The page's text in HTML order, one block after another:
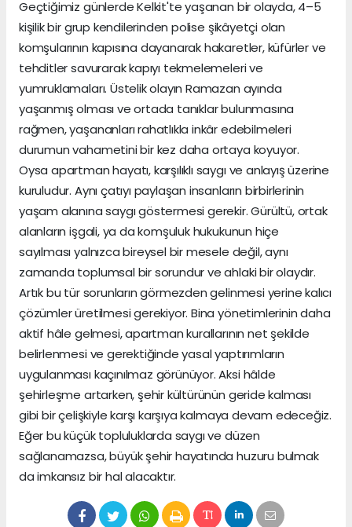
Geçtiğimiz günlerde Kelkit'te yaşanan bir olayda, 4–5
kişilik bir grup kendilerinden polise şikâyetçi olan
komşularının kapısına dayanarak hakaretler, küfürler ve
tehditler savurarak kapıyı tekmelemeleri ve
yumruklamaları. Üstelik olayın Ramazan ayında
yaşanmış olması ve ortada tanıklar bulunmasına
rağmen, yaşananları rahatlıkla inkâr edebilmeleri
durumun vahametini bir kez daha ortaya koyuyor.
Oysa apartman hayatı, karşılıklı saygı ve anlayış üzerine
kuruludur. Aynı çatıyı paylaşan insanların birbirlerinin
yaşam alanına saygı göstermesi gerekir. Gürültü, ortak
alanların işgali, ya da komşuluk hukukunun hiçe
sayılması yalnızca bireysel bir mesele değil, aynı
zamanda toplumsal bir sorundur ve ahlaki bir olaydır.
Artık bu tür sorunların görmezden gelinmesi yerine kalıcı
çözümler üretilmesi gerekiyor. Bina yönetimlerinin daha
aktif hâle gelmesi, apartman kurallarının net şekilde
belirlenmesi ve gerektiğinde yasal yaptırımların
uygulanması kaçınılmaz görünüyor. Aksi hâlde
şehirleşme artarken, şehir kültürünün geride kalması
gibi bir çelişkiyle karşı karşıya kalmaya devam edeceğiz.
Eğer bu küçük topluluklarda saygı ve düzen
sağlanamazsa, büyük şehir hayatında huzuru bulmak
da imkansız bir hal alacaktır.